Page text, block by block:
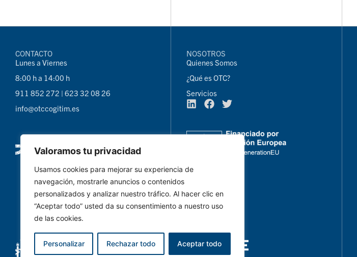
Valoramos tu privacidad
Usamos cookies para mejorar su experiencia de
navegación, mostrarle anuncios o contenidos
personalizados y analizar nuestro tráfico. Al hacer clic en
“Aceptar todo” usted da su consentimiento a nuestro uso
de las cookies.
Personalizar Rechazar todo Aceptar todo
CONTACTO
Lunes a Viernes
8:00 h a 14:00 h
911 852 272 | 623 32 08 26
info@otccogitim.es
NOSOTROS
Quienes Somos
¿Qué es OTC?
Servicios